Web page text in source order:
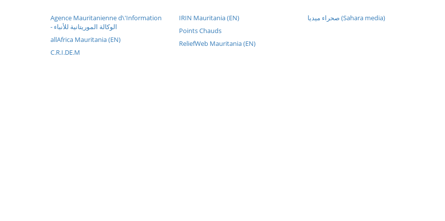
Agence Mauritanienne d\'Information
- الوكالة الموريتانية للأنباء
allAfrica Mauritania (EN)
C.R.I.DE.M
IRIN Mauritania (EN)
Points Chauds
ReliefWeb Mauritania (EN)
صحراء ميديا (Sahara media)